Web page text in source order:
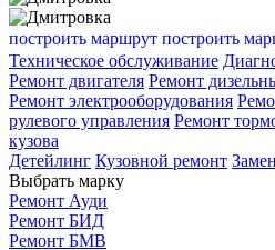
построить маршрут построить
Техническое обслуживание
Ремонт двигателя Ремонт
Ремонт электрооборудования
рулевого управления Ремонт
кузова
Детейлинг Кузовной ремонт
Выбрать марку
Ремонт Ауди
Ремонт БИД
Ремонт БМВ